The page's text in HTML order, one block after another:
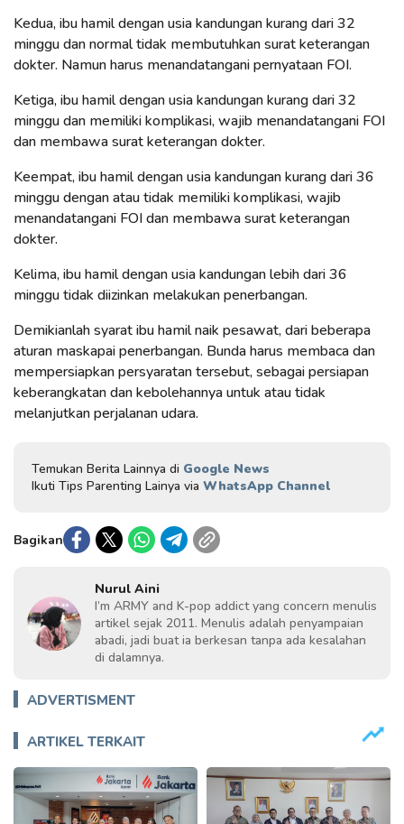
Kedua, ibu hamil dengan usia kandungan kurang dari 32
minggu dan normal tidak membutuhkan surat keterangan
dokter. Namun harus menandatangani pernyataan FOI.
Ketiga, ibu hamil dengan usia kandungan kurang dari 32
minggu dan memiliki komplikasi, wajib menandatangani FOI
dan membawa surat keterangan dokter.
Keempat, ibu hamil dengan usia kandungan kurang dari 36
minggu dengan atau tidak memiliki komplikasi, wajib
menandatangani FOI dan membawa surat keterangan
dokter.
Kelima, ibu hamil dengan usia kandungan lebih dari 36
minggu tidak diizinkan melakukan penerbangan.
Demikianlah syarat ibu hamil naik pesawat, dari beberapa
aturan maskapai penerbangan. Bunda harus membaca dan
mempersiapkan persyaratan tersebut, sebagai persiapan
keberangkatan dan kebolehannya untuk atau tidak
melanjutkan perjalanan udara.
Temukan Berita Lainnya di Google News
Ikuti Tips Parenting Lainya via WhatsApp Channel
Bagikan
Nurul Aini
I’m ARMY and K-pop addict yang concern menulis
artikel sejak 2011. Menulis adalah penyampaian
abadi, jadi buat ia berkesan tanpa ada kesalahan
di dalamnya.
ADVERTISMENT
ARTIKEL TERKAIT